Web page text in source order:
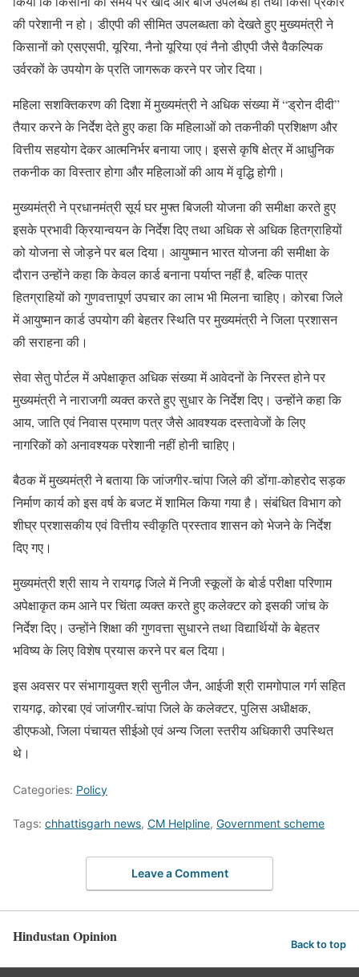
की परेशानी न हो। डीएपी की सीमित उपलब्धता को देखते हुए मुख्यमंत्री ने
किसानों को एसएसपी, यूरिया, नैनो यूरिया एवं नैनो डीएपी जैसे वैकल्पिक
उर्वरकों के उपयोग के प्रति जागरूक करने पर जोर दिया।
महिला सशक्तिकरण की दिशा में मुख्यमंत्री ने अधिक संख्या में “ड्रोन दीदी”
तैयार करने के निर्देश देते हुए कहा कि महिलाओं को तकनीकी प्रशिक्षण और
वित्तीय सहयोग देकर आत्मनिर्भर बनाया जाए। इससे कृषि क्षेत्र में आधुनिक
तकनीक का विस्तार होगा और महिलाओं की आय में वृद्धि होगी।
मुख्यमंत्री ने प्रधानमंत्री सूर्य घर मुफ्त बिजली योजना की समीक्षा करते हुए
इसके प्रभावी क्रियान्वयन के निर्देश दिए तथा अधिक से अधिक हितग्राहियों
को योजना से जोड़ने पर बल दिया। आयुष्मान भारत योजना की समीक्षा के
दौरान उन्होंने कहा कि केवल कार्ड बनाना पर्याप्त नहीं है, बल्कि पात्र
हितग्राहियों को गुणवत्तापूर्ण उपचार का लाभ भी मिलना चाहिए। कोरबा जिले
में आयुष्मान कार्ड उपयोग की बेहतर स्थिति पर मुख्यमंत्री ने जिला प्रशासन
की सराहना की।
सेवा सेतु पोर्टल में अपेक्षाकृत अधिक संख्या में आवेदनों के निरस्त होने पर
मुख्यमंत्री ने नाराजगी व्यक्त करते हुए सुधार के निर्देश दिए। उन्होंने कहा कि
आय, जाति एवं निवास प्रमाण पत्र जैसे आवश्यक दस्तावेजों के लिए
नागरिकों को अनावश्यक परेशानी नहीं होनी चाहिए।
बैठक में मुख्यमंत्री ने बताया कि जांजगीर-चांपा जिले की डोंगा-कोहरोद सड़क
निर्माण कार्य को इस वर्ष के बजट में शामिल किया गया है। संबंधित विभाग को
शीघ्र प्रशासकीय एवं वित्तीय स्वीकृति प्रस्ताव शासन को भेजने के निर्देश
दिए गए।
मुख्यमंत्री श्री साय ने रायगढ़ जिले में निजी स्कूलों के बोर्ड परीक्षा परिणाम
अपेक्षाकृत कम आने पर चिंता व्यक्त करते हुए कलेक्टर को इसकी जांच के
निर्देश दिए। उन्होंने शिक्षा की गुणवत्ता सुधारने तथा विद्यार्थियों के बेहतर
भविष्य के लिए विशेष प्रयास करने पर बल दिया।
इस अवसर पर संभागायुक्त श्री सुनील जैन, आईजी श्री रामगोपाल गर्ग सहित
रायगढ़, कोरबा एवं जांजगीर-चांपा जिले के कलेक्टर, पुलिस अधीक्षक,
डीएफओ, जिला पंचायत सीईओ एवं अन्य जिला स्तरीय अधिकारी उपस्थित
थे।
Categories: Policy
Tags: chhattisgarh news, CM Helpline, Government scheme
Leave a Comment
Hindustan Opinion Back to top